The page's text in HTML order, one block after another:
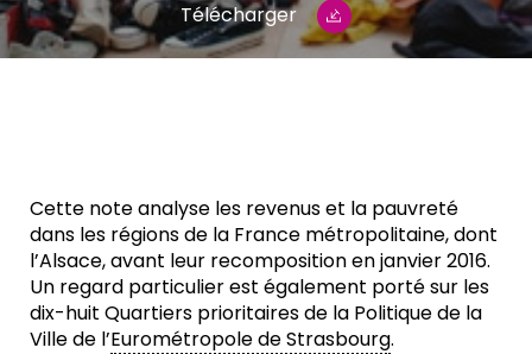
Télécharger
Cette note analyse les revenus et la pauvreté
dans les régions de la France métropolitaine, dont
l’Alsace, avant leur recomposition en janvier 2016.
Un regard particulier est également porté sur les
dix-huit Quartiers prioritaires de la Politique de la
Ville de l’Eurométropole de Strasbourg.